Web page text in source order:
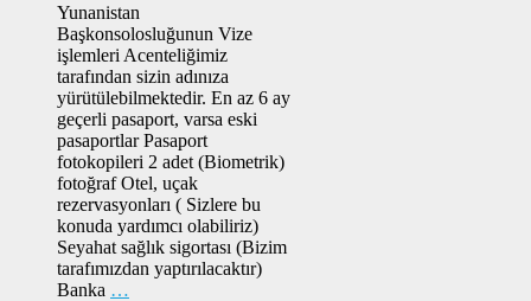
Yunanistan
Başkonsolosluğunun Vize
işlemleri Acenteliğimiz
tarafından sizin adınıza
yürütülebilmektedir. En az 6 ay
geçerli pasaport, varsa eski
pasaportlar Pasaport
fotokopileri 2 adet (Biometrik)
fotoğraf Otel, uçak
rezervasyonları ( Sizlere bu
konuda yardımcı olabiliriz)
Seyahat sağlık sigortası (Bizim
tarafımızdan yaptırılacaktır)
Banka …